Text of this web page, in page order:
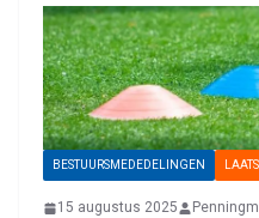
BESTUURSMEDEDELINGEN
15 augustus 2025